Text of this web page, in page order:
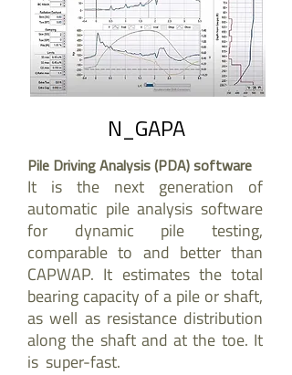
N_GAPA
Pile Driving Analysis (PDA) software
It is the next generation of
automatic pile analysis software
for dynamic pile testing,
comparable to and better than
CAPWAP. It estimates the total
bearing capacity of a pile or shaft,
as well as resistance distribution
along the shaft and at the toe. It
is super-fast.